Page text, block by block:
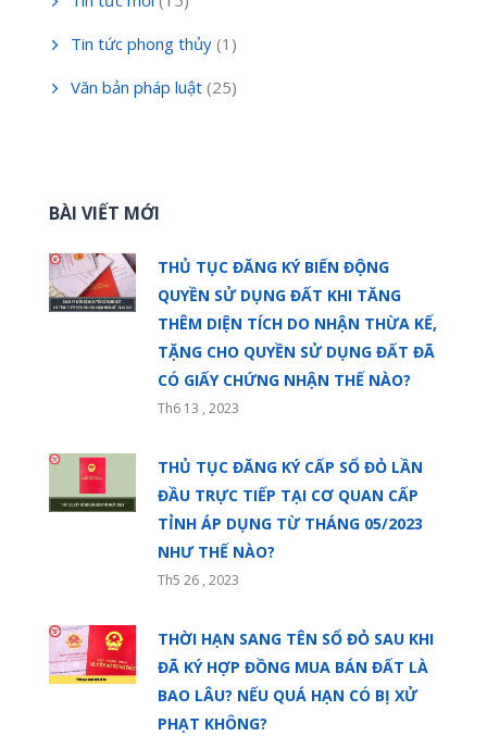
Tin tức phong thủy (1)
Văn bản pháp luật (25)
BÀI VIẾT MỚI
THỦ TỤC ĐĂNG KÝ BIẾN ĐỘNG
QUYỀN SỬ DỤNG ĐẤT KHI TĂNG
THÊM DIỆN TÍCH DO NHẬN THỪA KẾ,
TẶNG CHO QUYỀN SỬ DỤNG ĐẤT ĐÃ
CÓ GIẤY CHỨNG NHẬN THẾ NÀO?
Th6 13 , 2023
THỦ TỤC ĐĂNG KÝ CẤP SỔ ĐỎ LẦN
ĐẦU TRỰC TIẾP TẠI CƠ QUAN CẤP
TỈNH ÁP DỤNG TỪ THÁNG 05/2023
NHƯ THẾ NÀO?
Th5 26 , 2023
THỜI HẠN SANG TÊN SỔ ĐỎ SAU KHI
ĐÃ KÝ HỢP ĐỒNG MUA BÁN ĐẤT LÀ
BAO LÂU? NẾU QUÁ HẠN CÓ BỊ XỬ
PHẠT KHÔNG?